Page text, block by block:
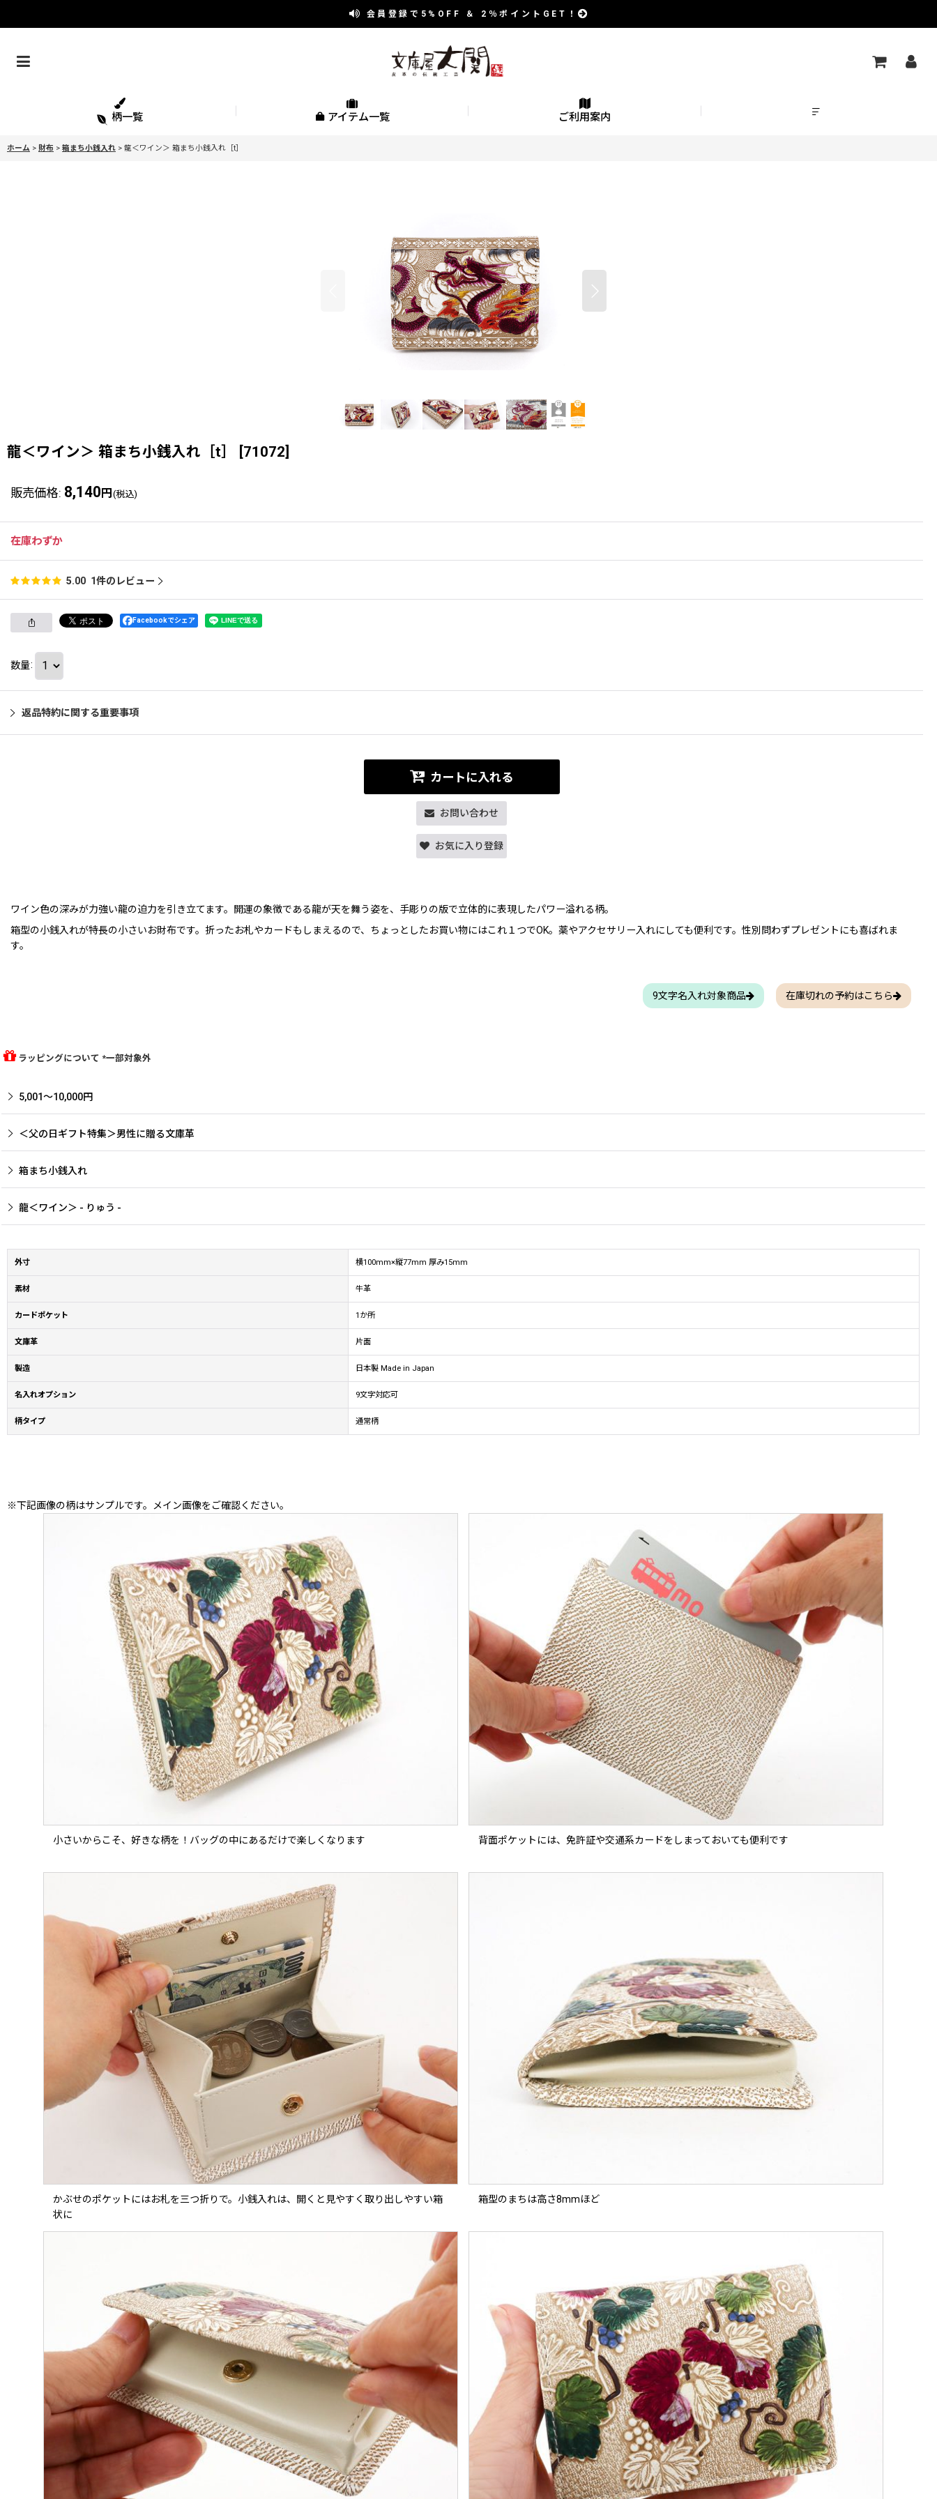
会員登録で 5%OFF ＆ 2％ポイントGET！
柄一覧 アイテム一覧 ご利用案内
ホーム > 財布 > 箱まち小銭入れ > 龍＜ワイン＞ 箱まち小銭入れ［t］
龍＜ワイン＞ 箱まち小銭入れ［t］ 71072
販売価格: 8,140 円 (税込)
在庫わずか
5.00 1件のレビュー
Facebookでシェア
数量:
返品特約に関する重要事項
カートに入れる
お問い合わせ
お気に入り登録
ワイン色の深みが力強い龍の迫力を引き立てます。開運の象徴である龍が天を舞う姿を、手彫りの版で立体的に表現したパワー溢れる柄。
箱型の小銭入れが特長の小さいお財布です。折ったお札やカードもしまえるので、ちょっとしたお買い物にはこれ１つでOK。薬やアクセサリー入れにしても便利です。性別問わずプレゼントにも喜ばれま
す。
9文字名入れ対象商品 在庫切れの予約はこちら
ラッピングについて *一部対象外
5,001〜10,000円
＜父の日ギフト特集＞男性に贈る文庫革
箱まち小銭入れ
龍＜ワイン＞ - りゅう -
外寸 横100mm×縦77mm 厚み15mm
素材 牛革
カードポケット 1か所
文庫革 片面
製造 日本製 Made in Japan
名入れオプション 9文字対応可
柄タイプ 通常柄
※下記画像の柄はサンプルです。メイン画像をご確認ください。
小さいからこそ、好きな柄を！バッグの中にあるだけで楽しくなります 背面ポケットには、免許証や交通系カードをしまっておいても便利です
かぶせのポケットにはお札を三つ折りで。小銭入れは、開くと見やすく取り出しやすい箱
状に
箱型のまちは高さ8mmほど